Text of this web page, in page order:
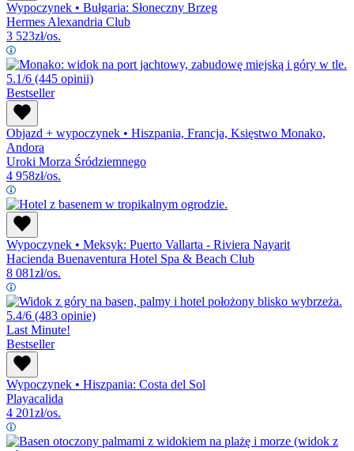
Wypoczynek • Bułgaria: Słoneczny Brzeg
Hermes Alexandria Club
3 523zł/os.
5.1/6 (445 opinii)
Bestseller
Objazd + wypoczynek • Hiszpania, Francja, Księstwo Monako,
Andora
Uroki Morza Śródziemnego
4 958zł/os.
Wypoczynek • Meksyk: Puerto Vallarta - Riviera Nayarit
Hacienda Buenaventura Hotel Spa & Beach Club
8 081zł/os.
5.4/6 (483 opinie)
Last Minute!
Bestseller
Wypoczynek • Hiszpania: Costa del Sol
Playacalida
4 201zł/os.